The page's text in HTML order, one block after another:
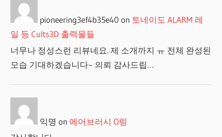
pioneering3ef4b35e40 on 토네이도 ALARM 레
일 등 Cults3D 출력물들
너무나 정성스런 리뷰네요. 제 소개까지 ㅠ 전체 완성된
모습 기대하겠습니다~ 의뢰 감사드립…
익명 on 에어브러시 O링